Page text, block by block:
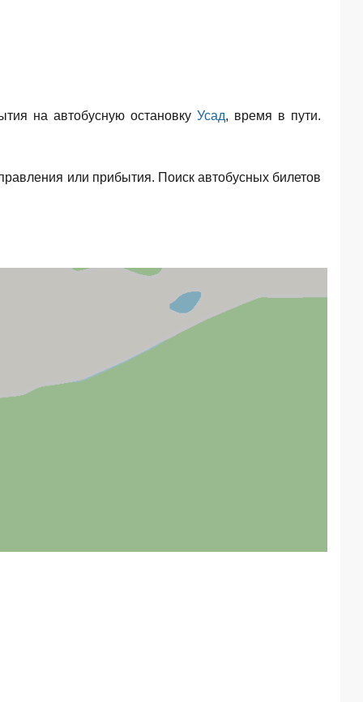
на автобусную остановкуУсад, время в пути.
или прибытия. Поиск автобусных билетов